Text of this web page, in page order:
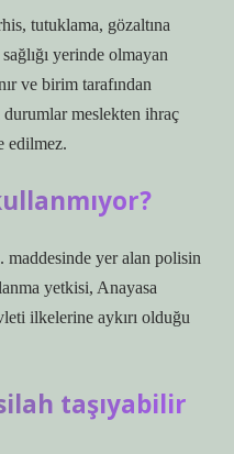
tutuklama, gözaltına
yerinde olmayan
ve birim tarafından
durumlar meslekten ihraç
edilmez.
yer alan polisin
yetkisi, Anayasa
ilkelerine aykırı olduğu
taşıyabilir